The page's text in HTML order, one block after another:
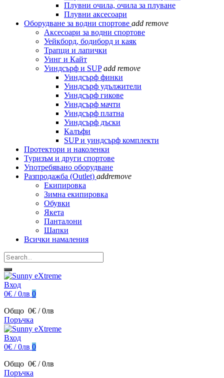
Плувни очила, очила за плуване
Плувни аксесоари
Оборудване за водни спортове add remove
Аксесоари за водни спортове
Уейкборд, бодиборд и каяк
Трапци и лапички
Уинг и Кайт
Уиндсърф и SUP add remove
Уиндсърф финки
Уиндсърф удължители
Уиндсърф гикове
Уиндсърф мачти
Уиндсърф платна
Уиндсърф дъски
Калъфи
SUP и уиндсърф комплекти
Протектори и наколенки
Туризъм и други спортове
Употребявано оборудване
Разпродажба (Outlet) addremove
Екипировка
Зимна екипировка
Обувки
Якета
Панталони
Шапки
Всички намаления
Вход
0€ / 0лв 0
Общо 0€ / 0лв
Поръчка
Вход
0€ / 0лв 0
Общо 0€ / 0лв
Поръчка